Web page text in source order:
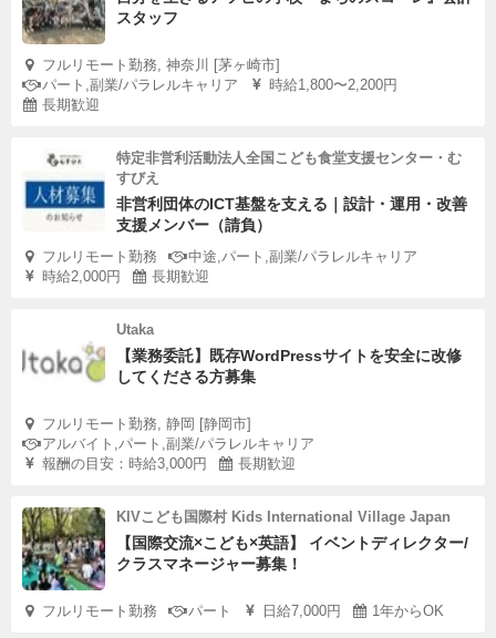
スタッフ
フルリモート勤務, 神奈川 [茅ヶ崎市]
パート,副業/パラレルキャリア
時給1,800〜2,200円
長期歓迎
特定非営利活動法人全国こども食堂支援センター・む
すびえ
非営利団体のICT基盤を支える｜設計・運用・改善
支援メンバー（請負）
フルリモート勤務
中途,パート,副業/パラレルキャリア
時給2,000円
長期歓迎
Utaka
【業務委託】既存WordPressサイトを安全に改修
してくださる方募集
フルリモート勤務, 静岡 [静岡市]
アルバイト,パート,副業/パラレルキャリア
報酬の目安：時給3,000円
長期歓迎
KIVこども国際村 Kids International Village Japan
【国際交流×こども×英語】 イベントディレクター/
クラスマネージャー募集！
フルリモート勤務 パート 日給7,000円 1年からOK